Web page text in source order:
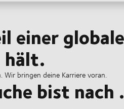
einer
hält.
bringen deine Karriere voran.
bist nach